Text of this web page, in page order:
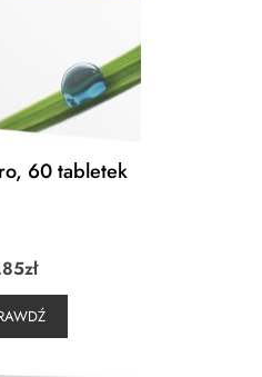
60 tabletek
zł